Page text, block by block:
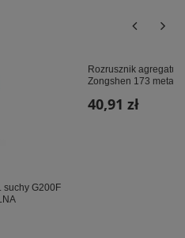
suchy G200F
Rozrusznik agregatu
Zongshen 173
40,91 zł